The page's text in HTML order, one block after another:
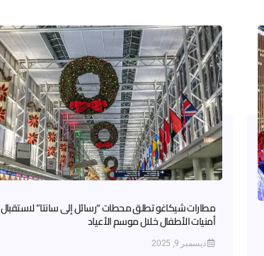
مطارات شيكاغو تطلق محطات “رسائل إلى سانتا” لاستقبال
أمنيات الأطفال خلال موسم الأعياد
ديسمبر 9, 2025